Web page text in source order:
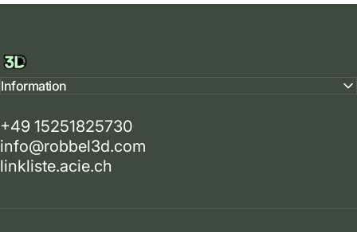
Robbel90
Information
+49 15251825730
info@robbel3d.com
linkliste.acie.ch